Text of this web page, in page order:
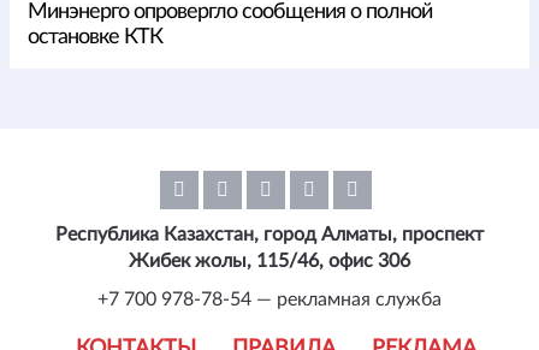
Минэнерго опровергло сообщения о полной
остановке КТК
Республика Казахстан, город Алматы, проспект
Жибек жолы, 115/46, офис 306
+7 700 978-78-54 — рекламная служба